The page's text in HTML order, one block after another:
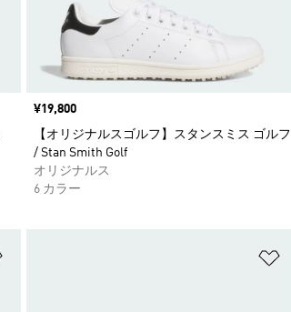
価格
¥19,800
【オリジナルスゴルフ】スタンスミス ゴルフ
/ Stan Smith Golf
オリジナルス
6 カラー